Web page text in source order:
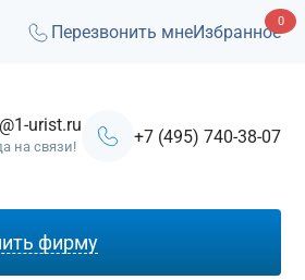
Перезвонить мнеИзбранное
0
urist.ru
на связи! +7 (495) 740-38-07
фирму